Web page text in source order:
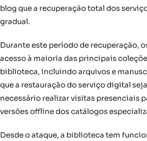
blog que a recuperação total dos
gradual.
Durante este período de recuperação,
acesso à maioria das principais
biblioteca, incluindo arquivos e
que a restauração do serviço digital
necessário realizar visitas presenciais
versões offline dos catálogos
Desde o ataque, a biblioteca tem